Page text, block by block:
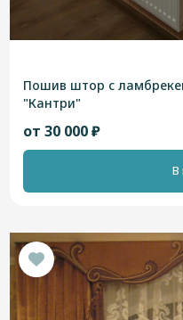
Пошив штор с
"Кантри"
от 30 000 ₽
В